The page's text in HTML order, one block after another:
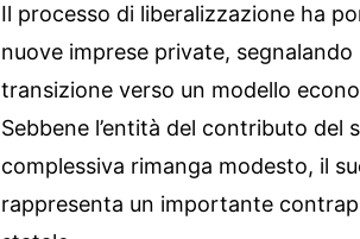
Il processo di liberalizzazione ha
nuove imprese private,
transizione verso un modello
Sebbene l’entità del contributo del
complessiva rimanga modesto, il
rappresenta un importante